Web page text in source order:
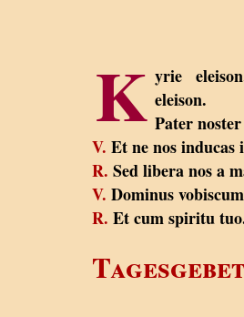
K yrie
eleison.
Pater
V. Et ne nos inducas
R. Sed libera nos a
V. Dominus
R. Et cum spiritu